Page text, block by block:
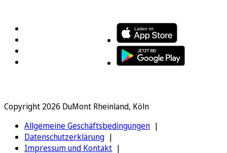
Copyright 2026 DuMont Rheinland, Köln
Allgemeine Geschäftsbedingungen
Datenschutzerklärung
Impressum und Kontakt